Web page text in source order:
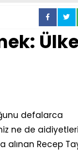
defalarca
ne de
alınan Recep